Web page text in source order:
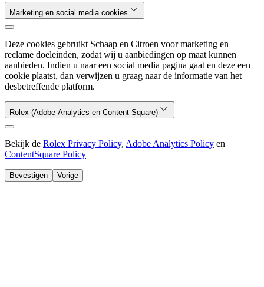
Marketing en social media cookies
Deze cookies gebruikt Schaap en Citroen voor marketing en
reclame doeleinden, zodat wij u aanbiedingen op maat kunnen
aanbieden. Indien u naar een social media pagina gaat en deze een
cookie plaatst, dan verwijzen u graag naar de informatie van het
desbetreffende platform.
Rolex (Adobe Analytics en Content Square)
Bekijk de Rolex Privacy Policy, Adobe Analytics Policy en
ContentSquare Policy
Bevestigen Vorige